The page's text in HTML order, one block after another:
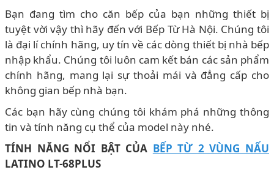
Bạn đang tìm cho căn bếp của bạn những thiết bị
tuyệt vời vậy thì hãy đến với Bếp Từ Hà Nội. Chúng tôi
là đại lí chính hãng, uy tín về các dòng thiết bị nhà bếp
nhập khẩu. Chúng tôi luôn cam kết bán các sản phẩm
chính hãng, mang lại sự thoải mái và đẳng cấp cho
không gian bếp nhà bạn.
Các bạn hãy cùng chúng tôi khám phá những thông
tin và tính năng cụ thể của model này nhé.
TÍNH NĂNG NỔI BẬT CỦA BẾP TỪ 2 VÙNG NẤU
LATINO LT-68PLUS